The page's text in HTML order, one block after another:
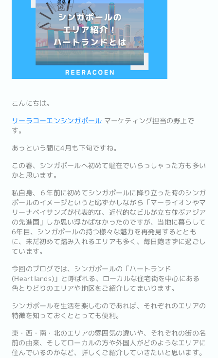
こんにちは。
リーラコーエンシンガポール マーケティング担当の野上で
す。
あっという間に4月も下旬ですね。
この春、シンガポールへ初めて駐在でいらっしゃった方も多い
かと思います。
私自身、６年前に初めてシンガポールに降り立った時のシンガ
ポールのイメージというと恥ずかしながら「マーライオンやマ
リーナベイサンズが代表的な、近代的なビルが立ち並ぶアジア
の先進国」しか思い浮かばなかったのですが、当地に暮らして
6年目、シンガポールの持つ様々な魅力を再発見するととも
に、未だ初めて踏み入れるエリアも多く、毎日飽きずに過ごし
ています。
今回のブログでは、シンガポールの「ハートランド
(Heartlands)」と呼ばれる、ローカルな住宅街を中心にある
色とりどりのエリアや地区をご紹介してまいります。
シンガポールを生活を楽しむのであれば、それぞれのエリアの
特徴を知っておくととっても便利。
東・西・南・北のエリアの雰囲気の違いや、それぞれの街の名
前の由来、そしてローカルの方や外国人がどのようなエリアに
住んでいるのかなど、詳しくご紹介していきたいと思います。